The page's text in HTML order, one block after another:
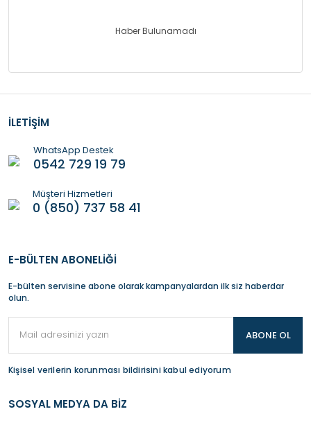
Haber Bulunamadı
İLETİŞİM
WhatsApp Destek
0542 729 19 79
Müşteri Hizmetleri
0 (850) 737 58 41
E-BÜLTEN ABONELİĞİ
E-bülten servisine abone olarak kampanyalardan ilk siz haberdar
olun.
ABONE OL
Kişisel verilerin korunması bildirisini kabul ediyorum
SOSYAL MEDYA DA BİZ